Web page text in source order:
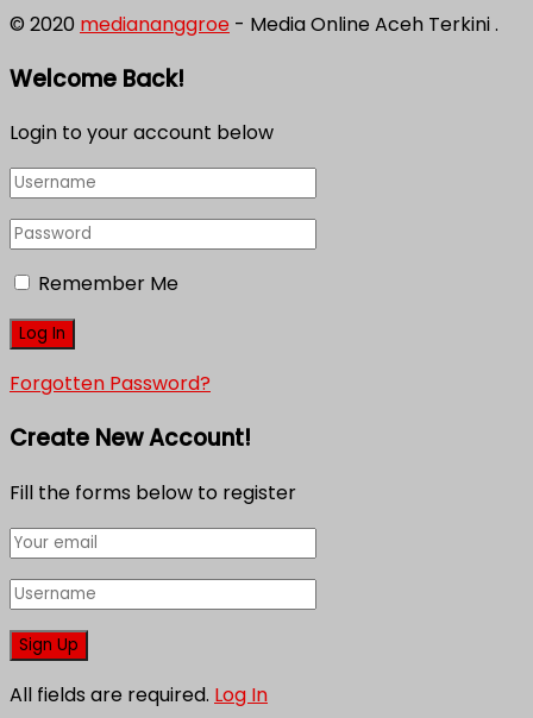
© 2020 mediananggroe - Media Online Aceh Terkini .
Welcome Back!
Login to your account below
Remember Me
Forgotten Password?
Create New Account!
Fill the forms below to register
All fields are required. Log In